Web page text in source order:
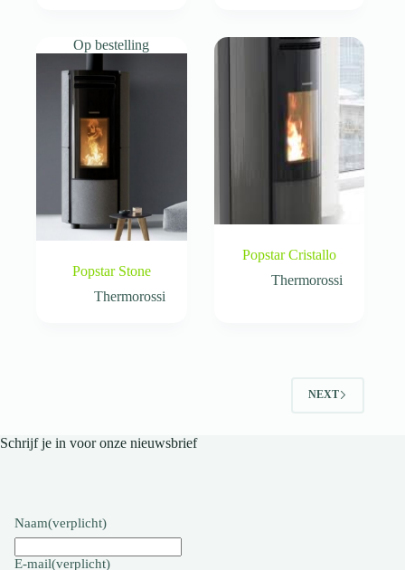
Op bestelling
Popstar Stone
Thermorossi
Popstar Cristallo
Thermorossi
NEXT
Schrijf je in voor onze nieuwsbrief
Naam(verplicht)
E-mail(verplicht)